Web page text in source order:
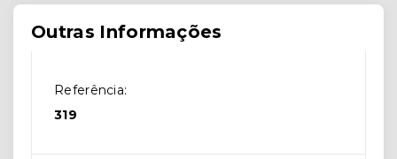
Outras Informações
Referência:
319